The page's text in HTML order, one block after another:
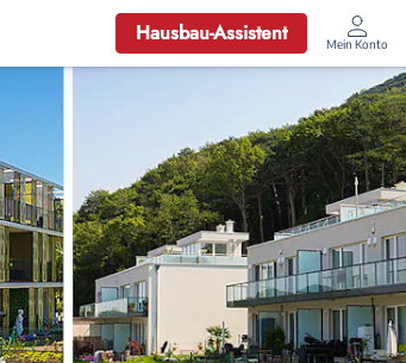
Hausbau-Assistent Mein Konto